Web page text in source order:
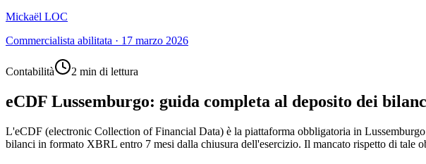
Mickaël LOC
Commercialista abilitata · 17 marzo 2026
Contabilità 2 min di lettura
eCDF Lussemburgo: guida completa al deposito dei
L'eCDF (electronic Collection of Financial Data) è la piattaforma obbligatoria in
bilanci in formato XBRL entro 7 mesi dalla chiusura dell'esercizio. Il mancato rispetto di tale